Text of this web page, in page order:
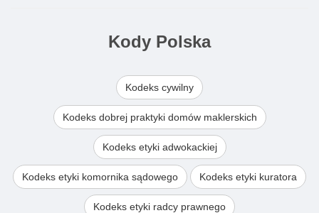
Kody Polska
Kodeks cywilny
Kodeks dobrej praktyki domów maklerskich
Kodeks etyki adwokackiej
Kodeks etyki komornika sądowego Kodeks etyki kuratora
Kodeks etyki radcy prawnego